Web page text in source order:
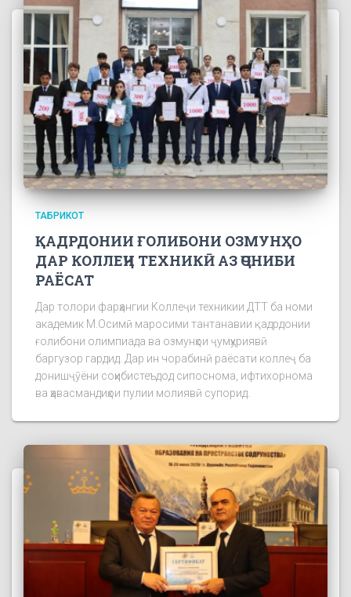
ТАБРИКОТ
ҚАДРДОНИИ ҒОЛИБОНИ ОЗМУНҲО
ДАР КОЛЛЕҶИ ТЕХНИКӢ АЗ ҶОНИБИ
РАЁСАТ
Дар толори фарҳангии Коллеҷи техникии ДТТ ба номи
академик М.Осимӣ маросими тантанавии қадрдонии
ғолибони олимпиада ва озмунҳои ҷумҳуриявӣ
баргузор гардид. Дар ин чорабинӣ раёсати коллеҷ ба
донишҷӯёни соҳибистеъдод сипоснома, ифтихорнома
ва ҳавасмандиҳои пулии молиявӣ супорид.